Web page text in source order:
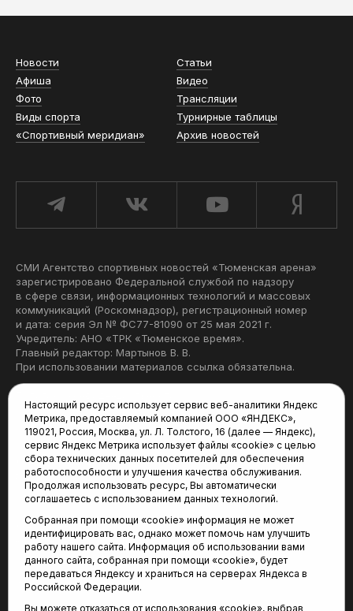
Новости
Статьи
Афиша
Видео
Фото
Трансляции
Виды спорта
Турнирные таблицы
«Спортивный меридиан»
Архив новостей
СМИ Агентство спортивных новостей «Тюменская арена»
зарегистрировано Федеральной службой по надзору
в сфере связи, информационных технологий и массовых
коммуникаций (Роскомнадзор), регистрационный номер
и дата: серия Эл № ФС77-81090 от 25 мая 2021 г.
Учредитель: АНО «ТРК «Тюменское время».
Главный редактор: Мартынов В. В.
При использовании материалов ссылка обязательна.
Редакция:
625035, Тюмень, пр. Геологоразведчиков, 28А
(3452) 68-22-28
tum-arena@mail.ru
Отдел продаж:
(3452) 68-89-78
kotovaev@sibinformburo.ru
Настоящий ресурс использует сервис веб-аналитики Яндекс
Метрика, предоставляемый компанией ООО «ЯНДЕКС»,
119021, Россия, Москва, ул. Л. Толстого, 16 (далее — Яндекс),
сервис Яндекс Метрика использует файлы «cookie» с целью
сбора технических данных посетителей для обеспечения
работоспособности и улучшения качества обслуживания.
Продолжая использовать ресурс, Вы автоматически
соглашаетесь с использованием данных технологий.
Собранная при помощи «cookie» информация не может
идентифицировать вас, однако может помочь нам улучшить
работу нашего сайта. Информация об использовании вами
данного сайта, собранная при помощи «cookie», будет
передаваться Яндексу и храниться на серверах Яндекса в
Российской Федерации.
Вы можете отказаться от использования «cookie», выбрав